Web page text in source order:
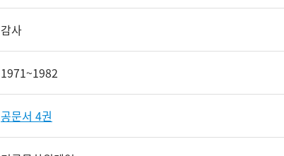
감사
1971~1982
공문서 4권